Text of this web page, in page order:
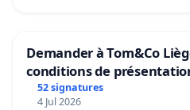
Demander à Tom&Co
conditions de
mettre fin à la vente
52 signatures
4 Jul 2026